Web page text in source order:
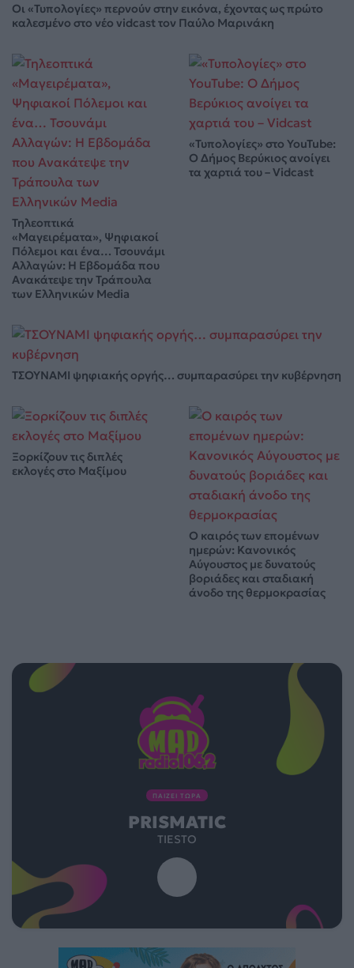
Οι «Τυπολογίες» περνούν στην εικόνα, έχοντας ως πρώτο
καλεσμένο στο νέο vidcast τον Παύλο Μαρινάκη
Τηλεοπτικά
«Μαγειρέματα», Ψηφιακοί
Πόλεμοι και ένα… Τσουνάμι
Αλλαγών: Η Εβδομάδα που
Ανακάτεψε την Τράπουλα
των Ελληνικών Media
«Τυπολογίες» στο YouTube:
Ο Δήμος Βερύκιος ανοίγει
τα χαρτιά του – Vidcast
ΤΣΟΥΝΑΜΙ ψηφιακής οργής… συμπαρασύρει την κυβέρνηση
Ξορκίζουν τις διπλές
εκλογές στο Μαξίμου
Ο καιρός των επομένων
ημερών: Κανονικός
Αύγουστος με δυνατούς
βοριάδες και σταδιακή
άνοδο της θερμοκρασίας
ΠΑΙΖΕΙ ΤΩΡΑ
PRISMATIC
TIESTO